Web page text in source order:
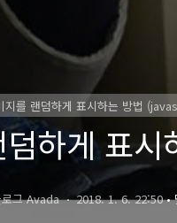
지를 랜덤하게 표시하는 방법
덤하게 표
그 Avada 2018. 1. 6. 22:50 •